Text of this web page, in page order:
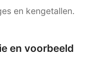
en kengetallen.
en voorbeeld